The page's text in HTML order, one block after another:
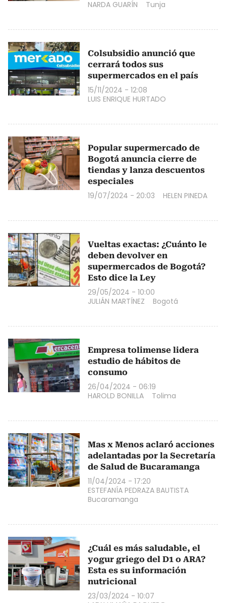
NARDA GUARÍN
Tunja
Colsubsidio anunció que
cerrará todos sus
supermercados en el país
15/11/2024 - 12:08
LUIS ENRIQUE HURTADO
Popular supermercado de
Bogotá anuncia cierre de
tiendas y lanza descuentos
especiales
19/07/2024 - 20:03 HELEN PINEDA
Vueltas exactas: ¿Cuánto le
deben devolver en
supermercados de Bogotá?
Esto dice la Ley
29/05/2024 - 10:00
JULIÁN MARTÍNEZ
Bogotá
Empresa tolimense lidera
estudio de hábitos de
consumo
26/04/2024 - 06:19
HAROLD BONILLA
Tolima
Mas x Menos aclaró acciones
adelantadas por la Secretaría
de Salud de Bucaramanga
11/04/2024 - 17:20
ESTEFANÍA PEDRAZA BAUTISTA
Bucaramanga
¿Cuál es más saludable, el
yogur griego del D1 o ARA?
Esta es su información
nutricional
23/03/2024 - 10:07